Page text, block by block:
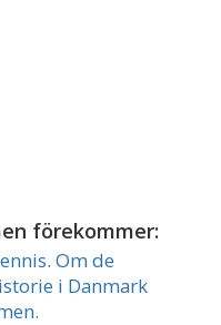
förekommer:
Om de
i Danmark